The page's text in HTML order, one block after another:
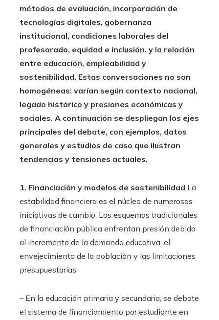
métodos de evaluación, incorporación de
tecnologías digitales, gobernanza
institucional, condiciones laborales del
profesorado, equidad e inclusión, y la relación
entre educación, empleabilidad y
sostenibilidad. Estas conversaciones no son
homogéneas: varían según contexto nacional,
legado histórico y presiones económicas y
sociales. A continuación se despliegan los ejes
principales del debate, con ejemplos, datos
generales y estudios de caso que ilustran
tendencias y tensiones actuales.
1. Financiación y modelos de sostenibilidad La
estabilidad financiera es el núcleo de numerosas
iniciativas de cambio. Los esquemas tradicionales
de financiación pública enfrentan presión debido
al incremento de la demanda educativa, el
envejecimiento de la población y las limitaciones
presupuestarias.
– En la educación primaria y secundaria, se debate
el sistema de financiamiento por estudiante en